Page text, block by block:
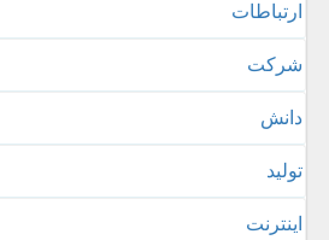
ارتباطات
شركت
دانش
تولید
اینترنت